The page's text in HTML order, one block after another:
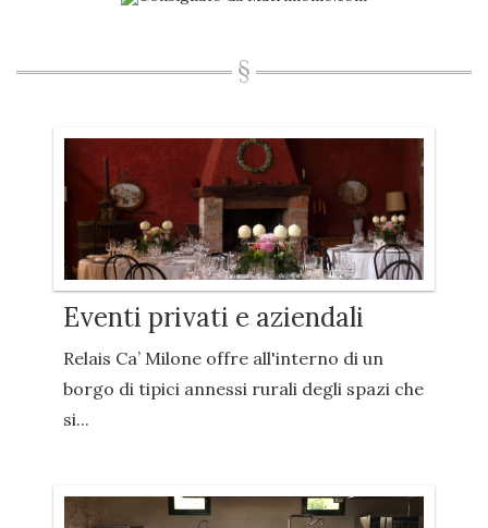
Eventi privati e aziendali
Relais Ca’ Milone offre all'interno di un
borgo di tipici annessi rurali degli spazi che
si...